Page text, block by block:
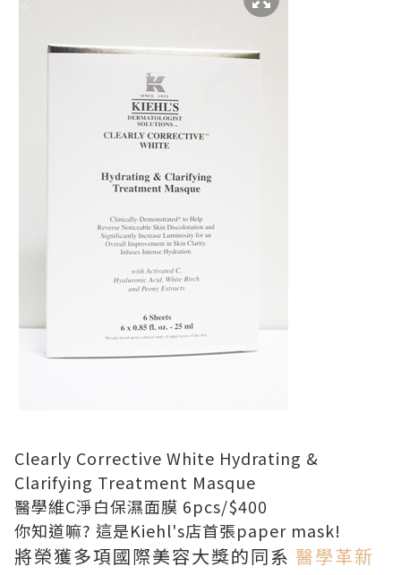
Clearly Corrective White Hydrating &
Clarifying Treatment Masque
醫學維C淨白保濕面膜 6pcs/$400
你知道嘛? 這是Kiehl's店首張paper mask!
將榮獲多項國際美容大獎的同系 醫學革新